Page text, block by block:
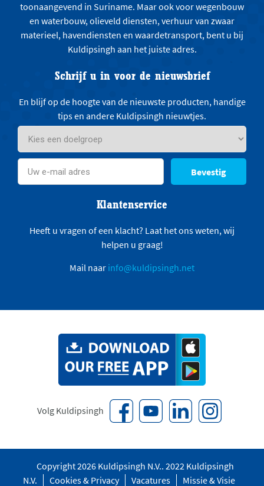
toonaangevend in Suriname. Maar ook voor wegenbouw
en waterbouw, olieveld diensten, verhuur van zwaar
materieel, havendiensten en waardetransport, bent u bij
Kuldipsingh aan het juiste adres.
Schrijf u in voor de nieuwsbrief
En blijf op de hoogte van de nieuwste producten, handige
tips en andere Kuldipsingh nieuwtjes.
Bevestig
Klantenservice
Heeft u vragen of een klacht? Laat het ons weten, wij
helpen u graag!
Mail naar info@kuldipsingh.net
Volg Kuldipsingh
Copyright 2026 Kuldipsingh N.V.. 2022 Kuldipsingh
N.V.
Cookies & Privacy Vacatures Missie & Visie